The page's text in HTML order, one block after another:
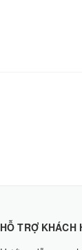
HỖ TRỢ KHÁCH